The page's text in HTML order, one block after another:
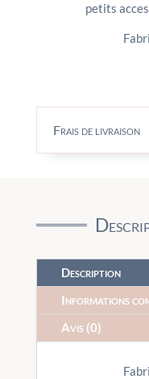
petits
Frais de livraison
Description
Informations
Avis (0)